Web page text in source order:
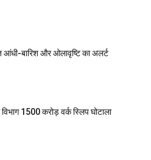
आंधी-बारिश और ओलावृष्टि का अलर्ट
विभाग 1500 करोड़ वर्क स्लिप घोटाला